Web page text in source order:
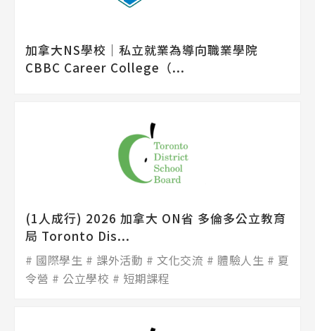
加拿大NS學校│私立就業為導向職業學院
CBBC Career College（...
(1人成行) 2026 加拿大 ON省 多倫多公立教育
局 Toronto Dis...
國際學生 課外活動 文化交流 體驗人生
夏
令營
公立學校 短期課程